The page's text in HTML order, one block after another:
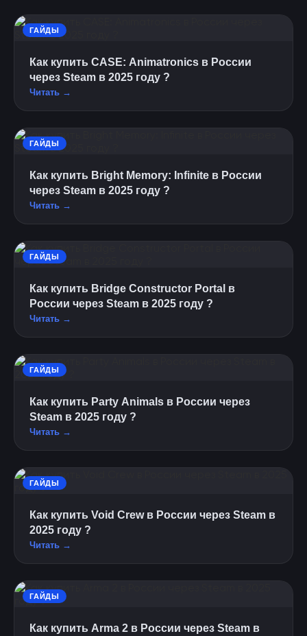
ГАЙДЫ
Как купить CASE: Animatronics в России
через Steam в 2025 году ?
Читать →
ГАЙДЫ
Как купить Bright Memory: Infinite в России
через Steam в 2025 году ?
Читать →
ГАЙДЫ
Как купить Bridge Constructor Portal в
России через Steam в 2025 году ?
Читать →
ГАЙДЫ
Как купить Party Animals в России через
Steam в 2025 году ?
Читать →
ГАЙДЫ
Как купить Void Crew в России через Steam в
2025 году ?
Читать →
ГАЙДЫ
Как купить Arma 2 в России через Steam в